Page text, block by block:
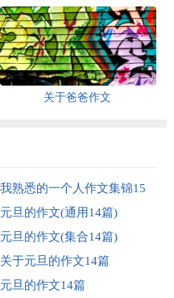
关于爸爸作文
我熟悉的一个人作文集锦15
元旦的作文(通用14篇)
元旦的作文(集合14篇)
关于元旦的作文14篇
元旦的作文14篇